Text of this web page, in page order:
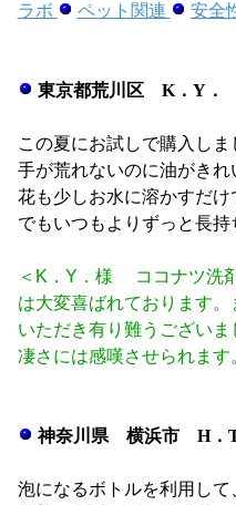
ラボ
ペット関連 安全
東京都荒川区 K．Y
この夏にお試しで購入しま
手が荒れないのに油がき
花も少しお水に溶かすだ
でもいつもよりずっと長持
＜K．Y．様 ココナツ洗
は大変喜ばれております
いただき有り難うござい
凄さには感嘆させられます
神奈川県 横浜市 H
泡になるボトルを利用し